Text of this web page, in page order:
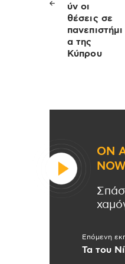
ύν οι
θέσεις σε
πανεπιστήμι
α της
Κύπρου
ON
NOW
Επόμενη
Τα του